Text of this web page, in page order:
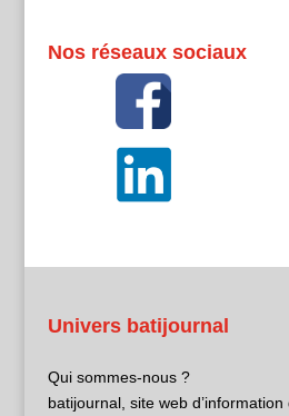
Nos réseaux sociaux
Univers batijournal
Qui sommes-nous ?
batijournal, site web d’information